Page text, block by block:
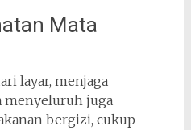
Mata
layar, menjaga
menyeluruh juga
bergizi, cukup